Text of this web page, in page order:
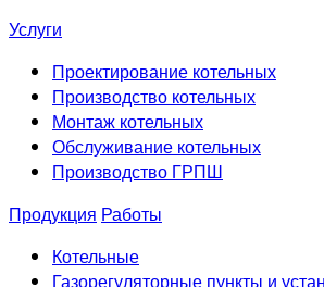
Услуги
Проектирование котельных
Производство котельных
Монтаж котельных
Обслуживание котельных
Производство ГРПШ
Продукция Работы
Котельные
Газорегуляторные пункты и